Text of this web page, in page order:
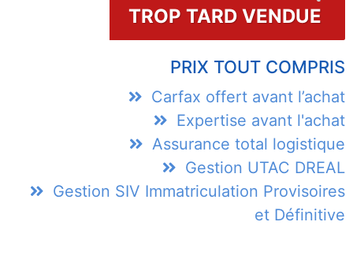
TROP TARD VENDUE
PRIX TOUT COMPRIS
Carfax offert avant l’achat
Expertise avant l'achat
Assurance total logistique
Gestion UTAC DREAL
Gestion SIV Immatriculation Provisoires
et Définitive